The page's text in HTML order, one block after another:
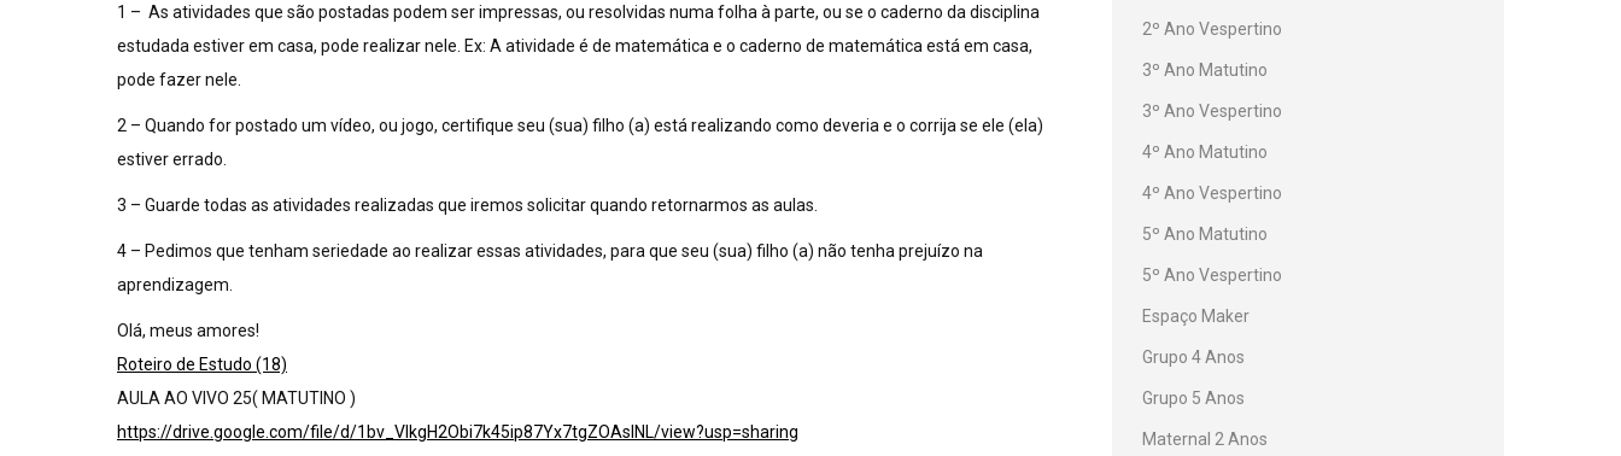
1 – As atividades que são postadas podem ser impressas, ou resolvidas numa folha à parte, ou se o caderno da disciplina
estudada estiver em casa, pode realizar nele. Ex: A atividade é de matemática e o caderno de matemática está em casa,
pode fazer nele.
2 – Quando for postado um vídeo, ou jogo, certifique seu (sua) filho (a) está realizando como deveria e o corrija se ele (ela)
estiver errado.
3 – Guarde todas as atividades realizadas que iremos solicitar quando retornarmos as aulas.
4 – Pedimos que tenham seriedade ao realizar essas atividades, para que seu (sua) filho (a) não tenha prejuízo na
aprendizagem.
Olá, meus amores!
Roteiro de Estudo (18)
AULA AO VIVO 25( MATUTINO )
https://drive.google.com/file/d/1bv_VlkgH2Obi7k45ip87Yx7tgZOAslNL/view?usp=sharing
2º Ano Vespertino
3º Ano Matutino
3º Ano Vespertino
4º Ano Matutino
4º Ano Vespertino
5º Ano Matutino
5º Ano Vespertino
Espaço Maker
Grupo 4 Anos
Grupo 5 Anos
Maternal 2 Anos